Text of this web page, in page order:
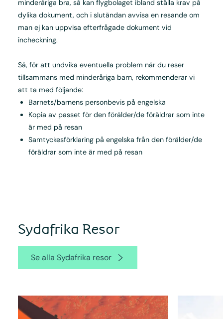
minderåriga bra, så kan flygbolaget ibland ställa krav på
dylika dokument, och i slutändan avvisa en resande om
man ej kan uppvisa efterfrågade dokument vid
incheckning.
Så, för att undvika eventuella problem när du reser
tillsammans med minderåriga barn, rekommenderar vi
att ta med följande:
Barnets/barnens personbevis på engelska
Kopia av passet för den förälder/de föräldrar som inte
är med på resan
Samtyckesförklaring på engelska från den förälder/de
föräldrar som inte är med på resan
Sydafrika Resor
Se alla Sydafrika resor